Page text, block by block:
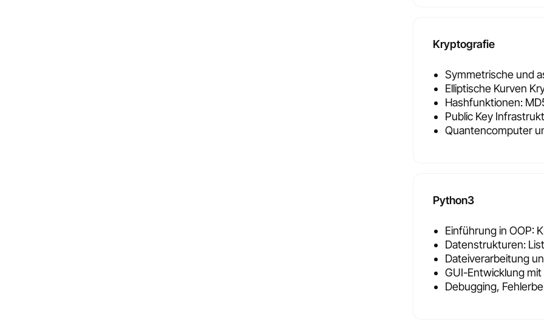
Kryptografie
Symmetrische und
Elliptische Kurven
Hashfunktionen:
Public Key
Quantencomputer
Python3
Einführung in OOP:
Datenstrukturen:
Dateiverarbeitung
GUI-Entwicklung
Debugging,